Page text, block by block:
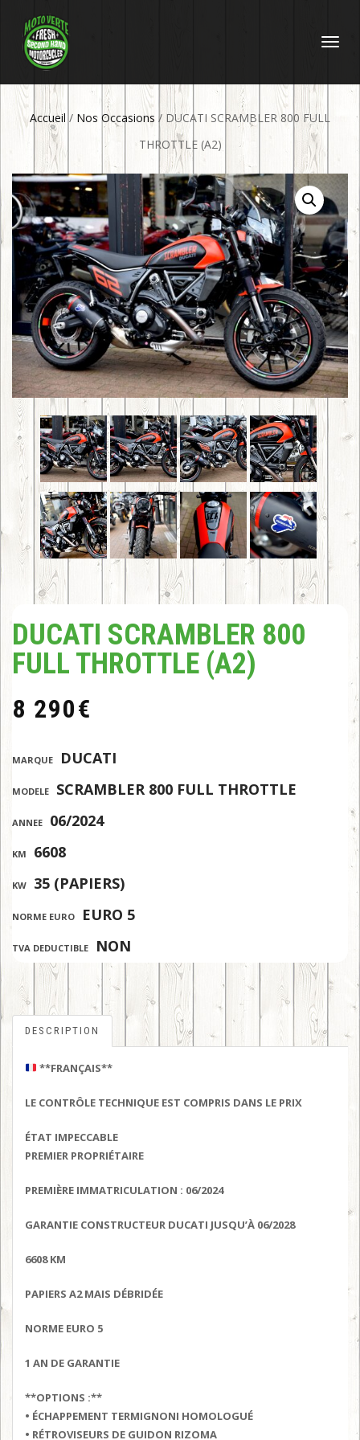
DÉPLIER
Accueil / Nos Occasions / DUCATI SCRAMBLER 800 FULL
THROTTLE (A2)
DUCATI SCRAMBLER 800
FULL THROTTLE (A2)
8 290€
MARQUE DUCATI
MODELE SCRAMBLER 800 FULL THROTTLE
ANNEE 06/2024
KM 6608
KW 35 (PAPIERS)
NORME EURO EURO 5
TVA DEDUCTIBLE NON
DESCRIPTION
**FRANÇAIS**
LE CONTRÔLE TECHNIQUE EST COMPRIS DANS LE PRIX
ÉTAT IMPECCABLE
PREMIER PROPRIÉTAIRE
PREMIÈRE IMMATRICULATION : 06/2024
GARANTIE CONSTRUCTEUR DUCATI JUSQU’À 06/2028
6608 KM
PAPIERS A2 MAIS DÉBRIDÉE
NORME EURO 5
1 AN DE GARANTIE
**OPTIONS :**
• ÉCHAPPEMENT TERMIGNONI HOMOLOGUÉ
• RÉTROVISEURS DE GUIDON RIZOMA